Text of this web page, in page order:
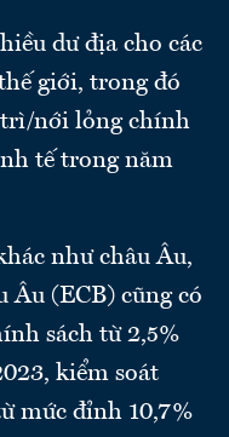
dư địa cho các
giới, trong đó
trì/nới lỏng chính
tế trong năm
như châu Âu,
Âu (ECB) cũng có
sách từ 2,5%
kiểm soát
mức đỉnh 10,7%